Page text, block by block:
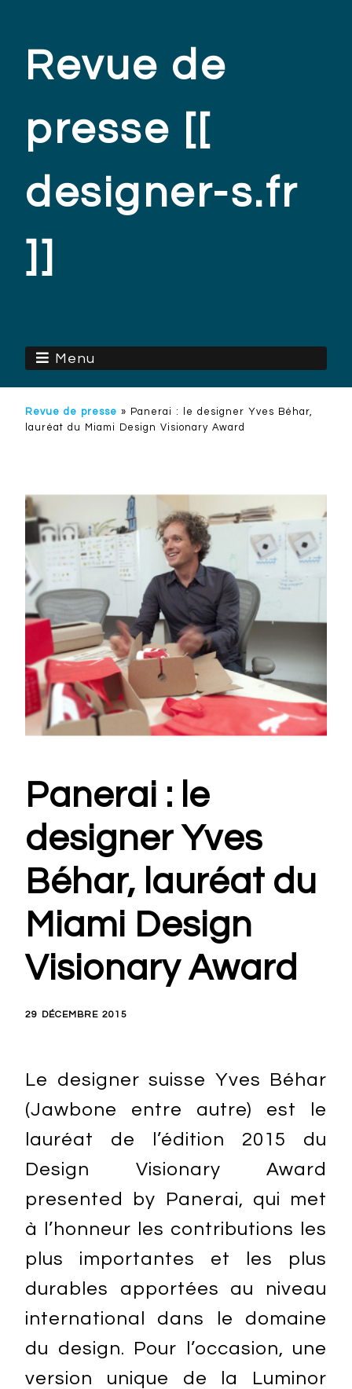
Revue de
presse [[
designer-s.fr
]]
Menu
Revue de presse »
Panerai : le designer Yves Béhar,
lauréat du Miami Design Visionary Award
Panerai : le
designer Yves
Béhar, lauréat du
Miami Design
Visionary Award
29 DÉCEMBRE 2015
Le designer suisse Yves Béhar
(Jawbone entre autre) est le
lauréat de l’édition 2015 du
Design Visionary Award
presented by Panerai, qui met
à l’honneur les contributions les
plus importantes et les plus
durables apportées au niveau
international dans le domaine
du design. Pour l’occasion, une
version unique de la Luminor